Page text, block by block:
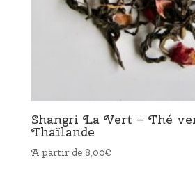
Shangri La Vert – Thé
Thaïlande
A partir de 8,00€